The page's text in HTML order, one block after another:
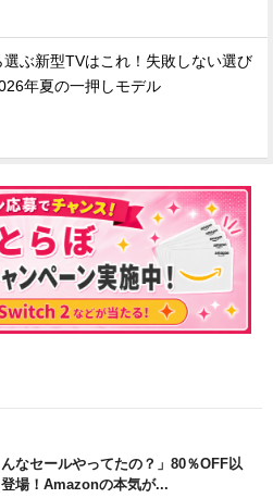
選ぶ新型TVはこれ！失敗しない選び
年夏の一押しモデル
んなセールやってたの？」80％OFF以
場！Amazonの本気が...